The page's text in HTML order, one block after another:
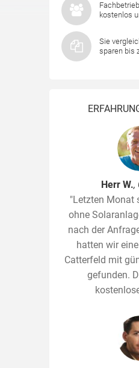
kostenlos
Sie
sparen bis
Herr W.,
"Letzten Monat
ohne
nach der
hatten wir
Catterfeld mit
gefunden.